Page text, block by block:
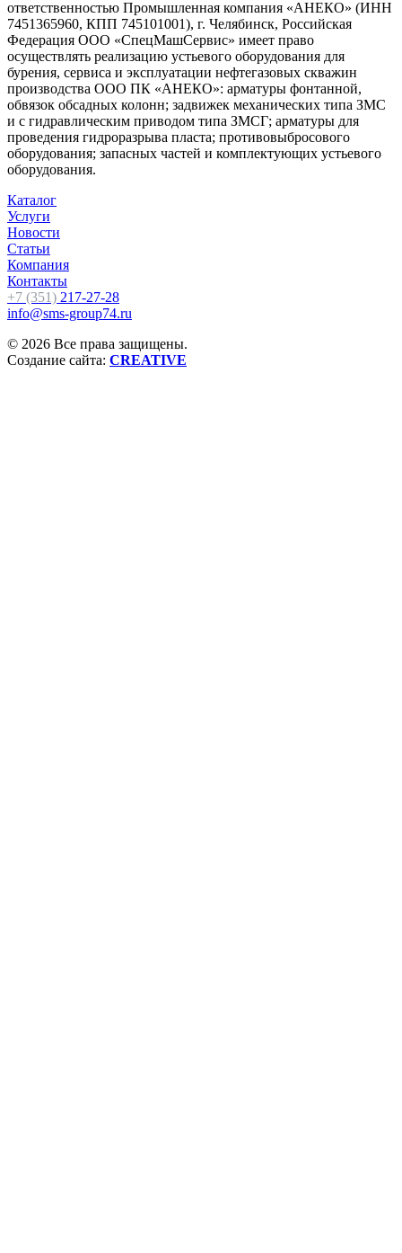
ответственностью Промышленная компания «АНЕКО» (ИНН
7451365960, КПП 745101001), г. Челябинск, Российская
Федерация ООО «СпецМашСервис» имеет право
осуществлять реализацию устьевого оборудования для
бурения, сервиса и эксплуатации нефтегазовых скважин
производства ООО ПК «АНЕКО»: арматуры фонтанной,
обвязок обсадных колонн; задвижек механических типа ЗМС
и с гидравлическим приводом типа ЗМСГ; арматуры для
проведения гидроразрыва пласта; противовыбросового
оборудования; запасных частей и комплектующих устьевого
оборудования.
Каталог
Услуги
Новости
Статьи
Компания
Контакты
+7 (351) 217-27-28
info@sms-group74.ru
© 2026 Все права защищены.
Создание сайта: CREATIVE